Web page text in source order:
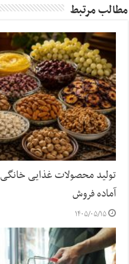
مطالب مرتبط
تولید محصولات غذایی
آماده فروش
۱۴۰۵/۰۵/۱۵